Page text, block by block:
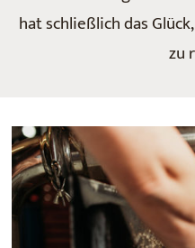
hat schließlich das
zu